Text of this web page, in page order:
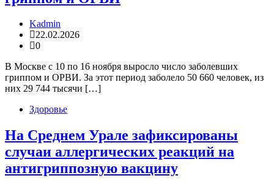
Kadmin
22.02.2026
0
В Москве с 10 по 16 ноября выросло число заболевших
гриппом и ОРВИ. За этот период заболело 50 660 человек, из
них 29 744 тысячи […]
Здоровье
На Среднем Урале зафиксированы
случаи аллергических реакций на
антигриппозную вакцину